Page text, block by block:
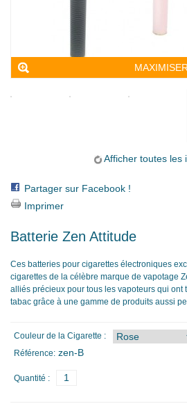
MAXIMISER
Afficher toutes les
Partager sur Facebook !
Imprimer
Batterie Zen Attitude
Ces batteries pour cigarettes électroniques
cigarettes de la célèbre marque de vapotage
alliés précieux pour tous les vapoteurs qui ont
tabac grâce à une gamme de produits aussi
Couleur de la Cigarette :
Référence: zen-B
Quantité :